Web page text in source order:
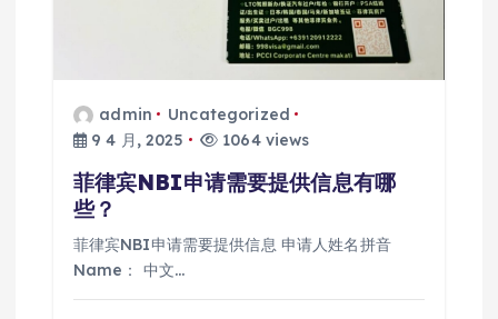
admin
Uncategorized
9 4 月, 2025
1064 views
菲律宾NBI申请需要提供信息有哪
些？
菲律宾NBI申请需要提供信息 申请人姓名拼音
Name： 中文…